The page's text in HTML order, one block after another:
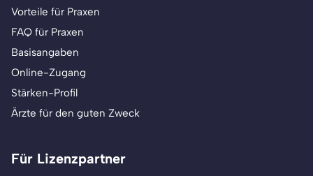
Vorteile für Praxen
FAQ für Praxen
Basisangaben
Online-Zugang
Stärken-Profil
Ärzte für den guten Zweck
Für Lizenzpartner